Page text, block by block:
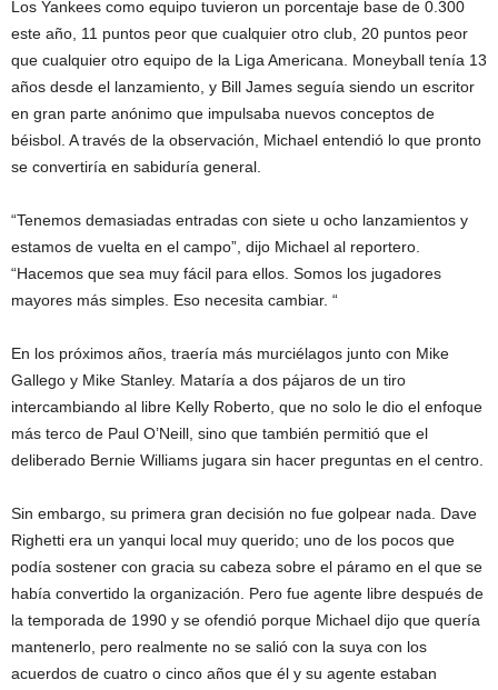
Los Yankees como equipo tuvieron un porcentaje base de 0.300
este año, 11 puntos peor que cualquier otro club, 20 puntos peor
que cualquier otro equipo de la Liga Americana. Moneyball tenía 13
años desde el lanzamiento, y Bill James seguía siendo un escritor
en gran parte anónimo que impulsaba nuevos conceptos de
béisbol. A través de la observación, Michael entendió lo que pronto
se convertiría en sabiduría general.
“Tenemos demasiadas entradas con siete u ocho lanzamientos y
estamos de vuelta en el campo”, dijo Michael al reportero.
“Hacemos que sea muy fácil para ellos. Somos los jugadores
mayores más simples. Eso necesita cambiar. “
En los próximos años, traería más murciélagos junto con Mike
Gallego y Mike Stanley. Mataría a dos pájaros de un tiro
intercambiando al libre Kelly Roberto, que no solo le dio el enfoque
más terco de Paul O’Neill, sino que también permitió que el
deliberado Bernie Williams jugara sin hacer preguntas en el centro.
Sin embargo, su primera gran decisión no fue golpear nada. Dave
Righetti era un yanqui local muy querido; uno de los pocos que
podía sostener con gracia su cabeza sobre el páramo en el que se
había convertido la organización. Pero fue agente libre después de
la temporada de 1990 y se ofendió porque Michael dijo que quería
mantenerlo, pero realmente no se salió con la suya con los
acuerdos de cuatro o cinco años que él y su agente estaban